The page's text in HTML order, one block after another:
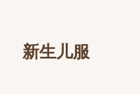
新生儿服